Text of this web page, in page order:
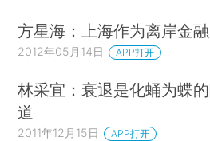
方星海：上海作为离岸金
2012年05月14日 APP打开
林采宜：衰退是化蛹为蝶
道
2011年12月15日 APP打开